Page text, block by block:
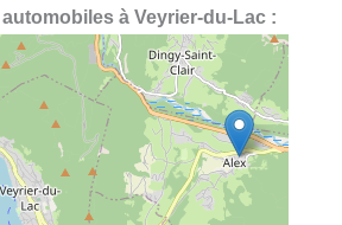
à Veyrier-du-Lac :